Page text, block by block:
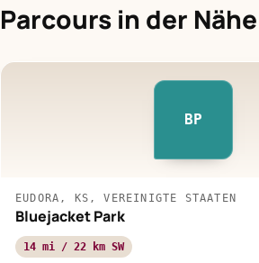
Parcours in der Nähe
BP
EUDORA, KS, VEREINIGTE STAATEN
Bluejacket Park
14 mi / 22 km SW